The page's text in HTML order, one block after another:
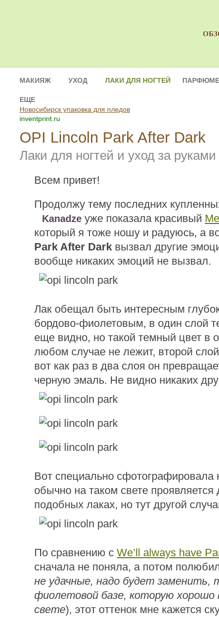
МАКИЯЖ УХОД ЛАКИ ДЛЯ НОГТЕЙ
ЕЩЕ
Новосибирск упаковка для пледов
inventprint.ru
OPI Lincoln Park After Dark
Лаки для ногтей и уход за руками
Всем привет!
Продолжу тему последних
Kanadze уже показала красивый
который я тоже ношу и радуюсь, а
Park After Dark вызвал другие
вообще никаких эмоций не вызвал.
Лак обещал быть интересным
бордово-фиолетовым, в один слой
еще видно, но такой темный цвет в
любом случае не лежит, второй
вот как раз в два слоя он
черную эмаль. Не видно никаких
Вот специально сфотографировала
обычно на таком свете проявляется
подобных лаках, но тут другой
По сравнению с We’ll always have
сначала не поняла, а потом
не удачные, надо будет заменить,
фиолетовой базе, которую хорошо
свете), этот оттенок мне кажется